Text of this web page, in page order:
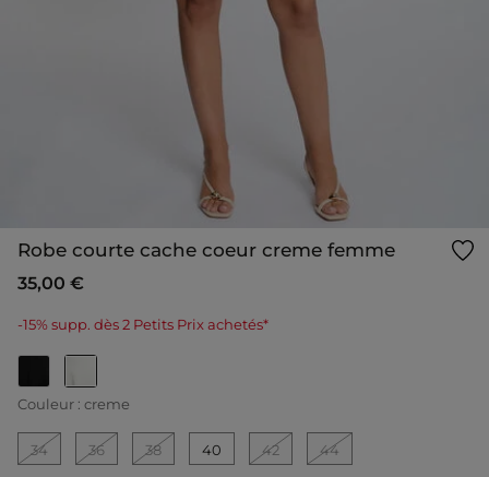
Robe courte cache coeur creme femme
35,00 €
-15% supp. dès 2 Petits Prix achetés*
selected
Couleur : creme
34 36 38 40 42 44